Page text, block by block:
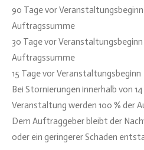
90 Tage vor
Auftragssumme
30 Tage vor
Auftragssumme
15 Tage vor
Bei Stornierungen innerhalb von
Veranstaltung werden 100 % der
Dem Auftraggeber bleibt der
oder ein geringerer Schaden